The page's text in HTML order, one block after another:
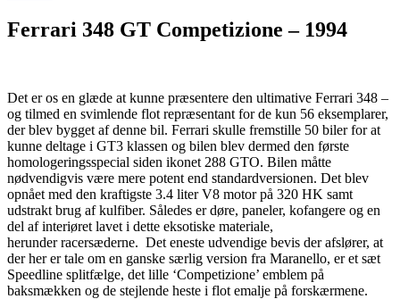
Ferrari 348 GT Competizione – 1994
Det er os en glæde at kunne præsentere den ultimative Ferrari 348 –
og tilmed en svimlende flot repræsentant for de kun 56 eksemplarer,
der blev bygget af denne bil. Ferrari skulle fremstille 50 biler for at
kunne deltage i GT3 klassen og bilen blev dermed den første
homologeringsspecial siden ikonet 288 GTO. Bilen måtte
nødvendigvis være mere potent end standardversionen. Det blev
opnået med den kraftigste 3.4 liter V8 motor på 320 HK samt
udstrakt brug af kulfiber. Således er døre, paneler, kofangere og en
del af interiøret lavet i dette eksotiske materiale,
herunder racersæderne. Det eneste udvendige bevis der afslører, at
der her er tale om en ganske særlig version fra Maranello, er et sæt
Speedline splitfælge, det lille ‘Competizione’ emblem på
baksmækken og de stejlende heste i flot emalje på forskærmene.